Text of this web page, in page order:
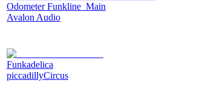
Odometer Funkline_Main
Avalon Audio
Funkadelica
piccadillyCircus